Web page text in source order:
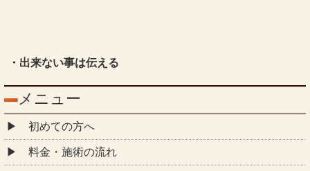
・出来ない事は伝える
メニュー
初めての方へ
料金・施術の流れ